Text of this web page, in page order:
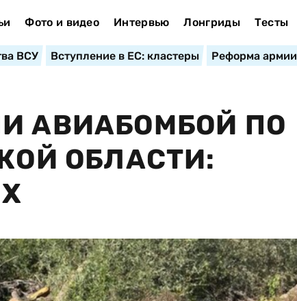
Фото и видео Интервью Лонгриды Тесты
ВСУ Вступление в ЕС: кластеры Реформа армии
АВИАБОМБОЙ ПО
ОБЛАСТИ: